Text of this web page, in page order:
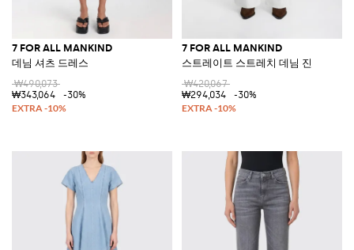
7 FOR ALL MANKIND
데님 셔츠 드레스
₩490,073
₩343,064
-30%
7 FOR ALL MANKIND
스트레이트 스트레치 데님 진
₩420,067
₩294,034
-30%